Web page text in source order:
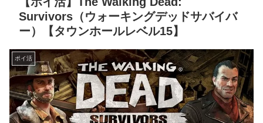
Survivors（ウォーキングデッドサバイバ
ー）【タウンホールレベル15】
ポイ活